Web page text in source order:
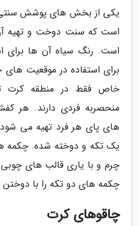
یکی از بخش های پوشش
است که سنت دوخت و تهیه
است. رنگ سیاه آن ها برای
برای استفاده در موقعیت
خاص فقط در منطقه کرت
منحصربه فردی دارند. هر
های پای هر فرد تهیه می
یک تکه و دوخته شده. چکمه
چرم و با یاری قالب های
چکمه های دو تکه را با دوختن
چاقوهای کرت